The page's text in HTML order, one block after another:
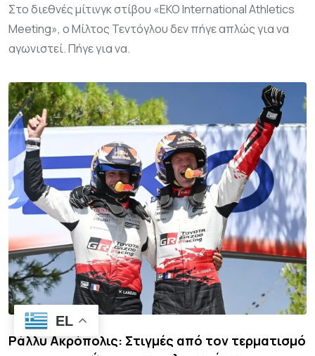
Στο διεθνές μίτινγκ στίβου «EKO International Athletics
Meeting», ο Μίλτος Τεντόγλου δεν πήγε απλώς για να
αγωνιστεί. Πήγε για να.
Ράλλυ Ακρόπολις: Στιγμές από τον τερματισμό
EL